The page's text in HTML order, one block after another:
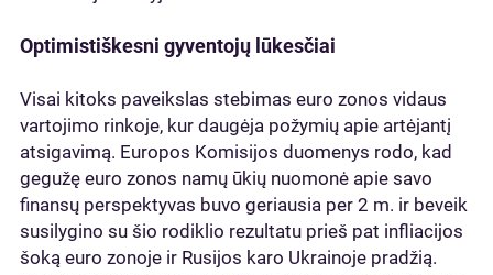
Optimistiškesni gyventojų lūkesčiai
Visai kitoks paveikslas stebimas euro zonos vidaus
vartojimo rinkoje, kur daugėja požymių apie artėjantį
atsigavimą. Europos Komisijos duomenys rodo, kad
gegužę euro zonos namų ūkių nuomonė apie savo
finansų perspektyvas buvo geriausia per 2 m. ir beveik
susilygino su šio rodiklio rezultatu prieš pat infliacijos
šoką euro zonoje ir Rusijos karo Ukrainoje pradžią.